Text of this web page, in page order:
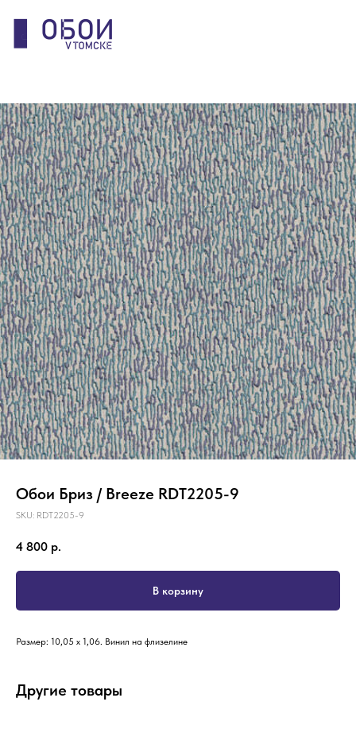
Обои Бриз / Breeze RDT2205-9
SKU: RDT2205-9
4 800 р.
В корзину
Размер: 10,05 х 1,06. Винил на флизелине
Другие товары